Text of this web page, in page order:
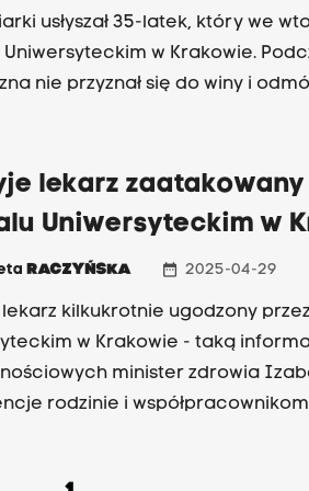
usłyszał 35-latek, który we
Uniwersyteckim w Krakowie.
nie przyznał się do winy i
odbyła się minuta ciszy,
ortopedę.
lekarz
Uniwersyteckim w
RACZYŃSKA date_range 2025-04-29
lekarz kilkukrotnie ugodzony
w Krakowie - taką
minister zdrowia
rodzinie i współpracownikom zmarłego.